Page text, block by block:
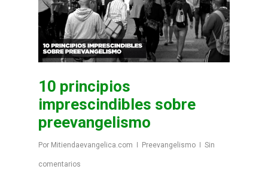
10 principios
imprescindibles sobre
preevangelismo
Por Mitiendaevangelica.com Preevangelismo Sin
comentarios